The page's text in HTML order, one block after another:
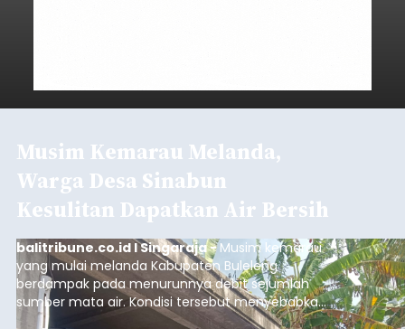
Musim Kemarau Melanda,
Warga Desa Sinabun
Kesulitan Dapatkan Air Bersih
balitribune.co.id I Singaraja -Musim kemarau
yang mulai melanda Kabupaten Buleleng
berdampak pada menurunnya debit sejumlah
sumber mata air. Kondisi tersebut menyebabkan
warga di beberapa desa mulai mengalami